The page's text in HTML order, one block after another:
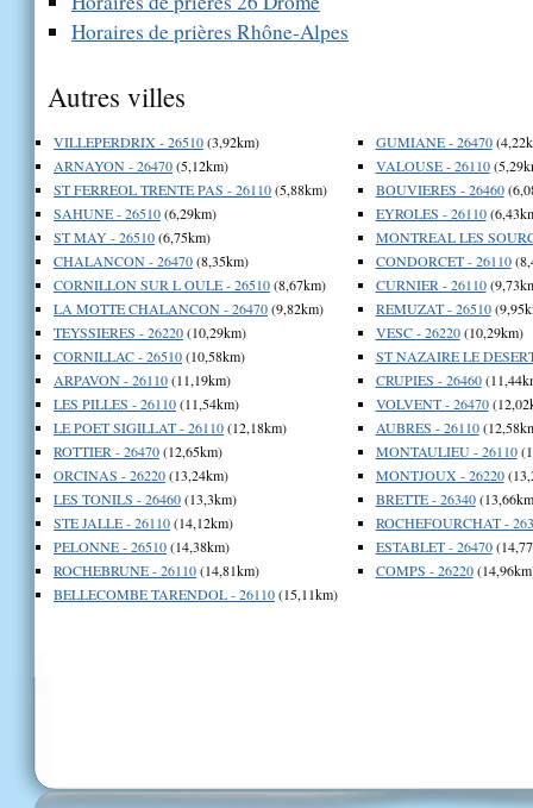
Horaires de prières Rhône-Alpes
Autres villes
VILLEPERDRIX - 26510(3,92km)
ARNAYON - 26470(5,12km)
ST FERREOL TRENTE PAS - 26110(5,88km)
SAHUNE - 26510(6,29km)
ST MAY - 26510(6,75km)
CHALANCON - 26470(8,35km)
CORNILLON SUR L OULE - 26510(8,67km)
LA MOTTE CHALANCON - 26470(9,82km)
TEYSSIERES - 26220(10,29km)
CORNILLAC - 26510(10,58km)
ARPAVON - 26110(11,19km)
LES PILLES - 26110(11,54km)
LE POET SIGILLAT - 26110(12,18km)
ROTTIER - 26470(12,65km)
ORCINAS - 26220(13,24km)
LES TONILS - 26460(13,3km)
STE JALLE - 26110(14,12km)
PELONNE - 26510(14,38km)
ROCHEBRUNE - 26110(14,81km)
BELLECOMBE TARENDOL - 26110(15,11km)
GUMIANE - 26470
VALOUSE - 26110
BOUVIERES - 26460
EYROLES - 26110
MONTREAL LES
CONDORCET - 26110
CURNIER - 26110
REMUZAT - 26510
VESC - 26220(10,29km)
ST NAZAIRE LE
CRUPIES - 26460
VOLVENT - 26470
AUBRES - 26110
MONTAULIEU - 26110
MONTJOUX - 26220
BRETTE - 26340
ROCHEFOURCHAT -
ESTABLET - 26470
COMPS - 26220